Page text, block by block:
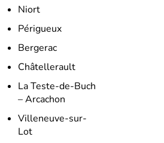
Niort
Périgueux
Bergerac
Châtellerault
La Teste-de-Buch
– Arcachon
Villeneuve-sur-
Lot